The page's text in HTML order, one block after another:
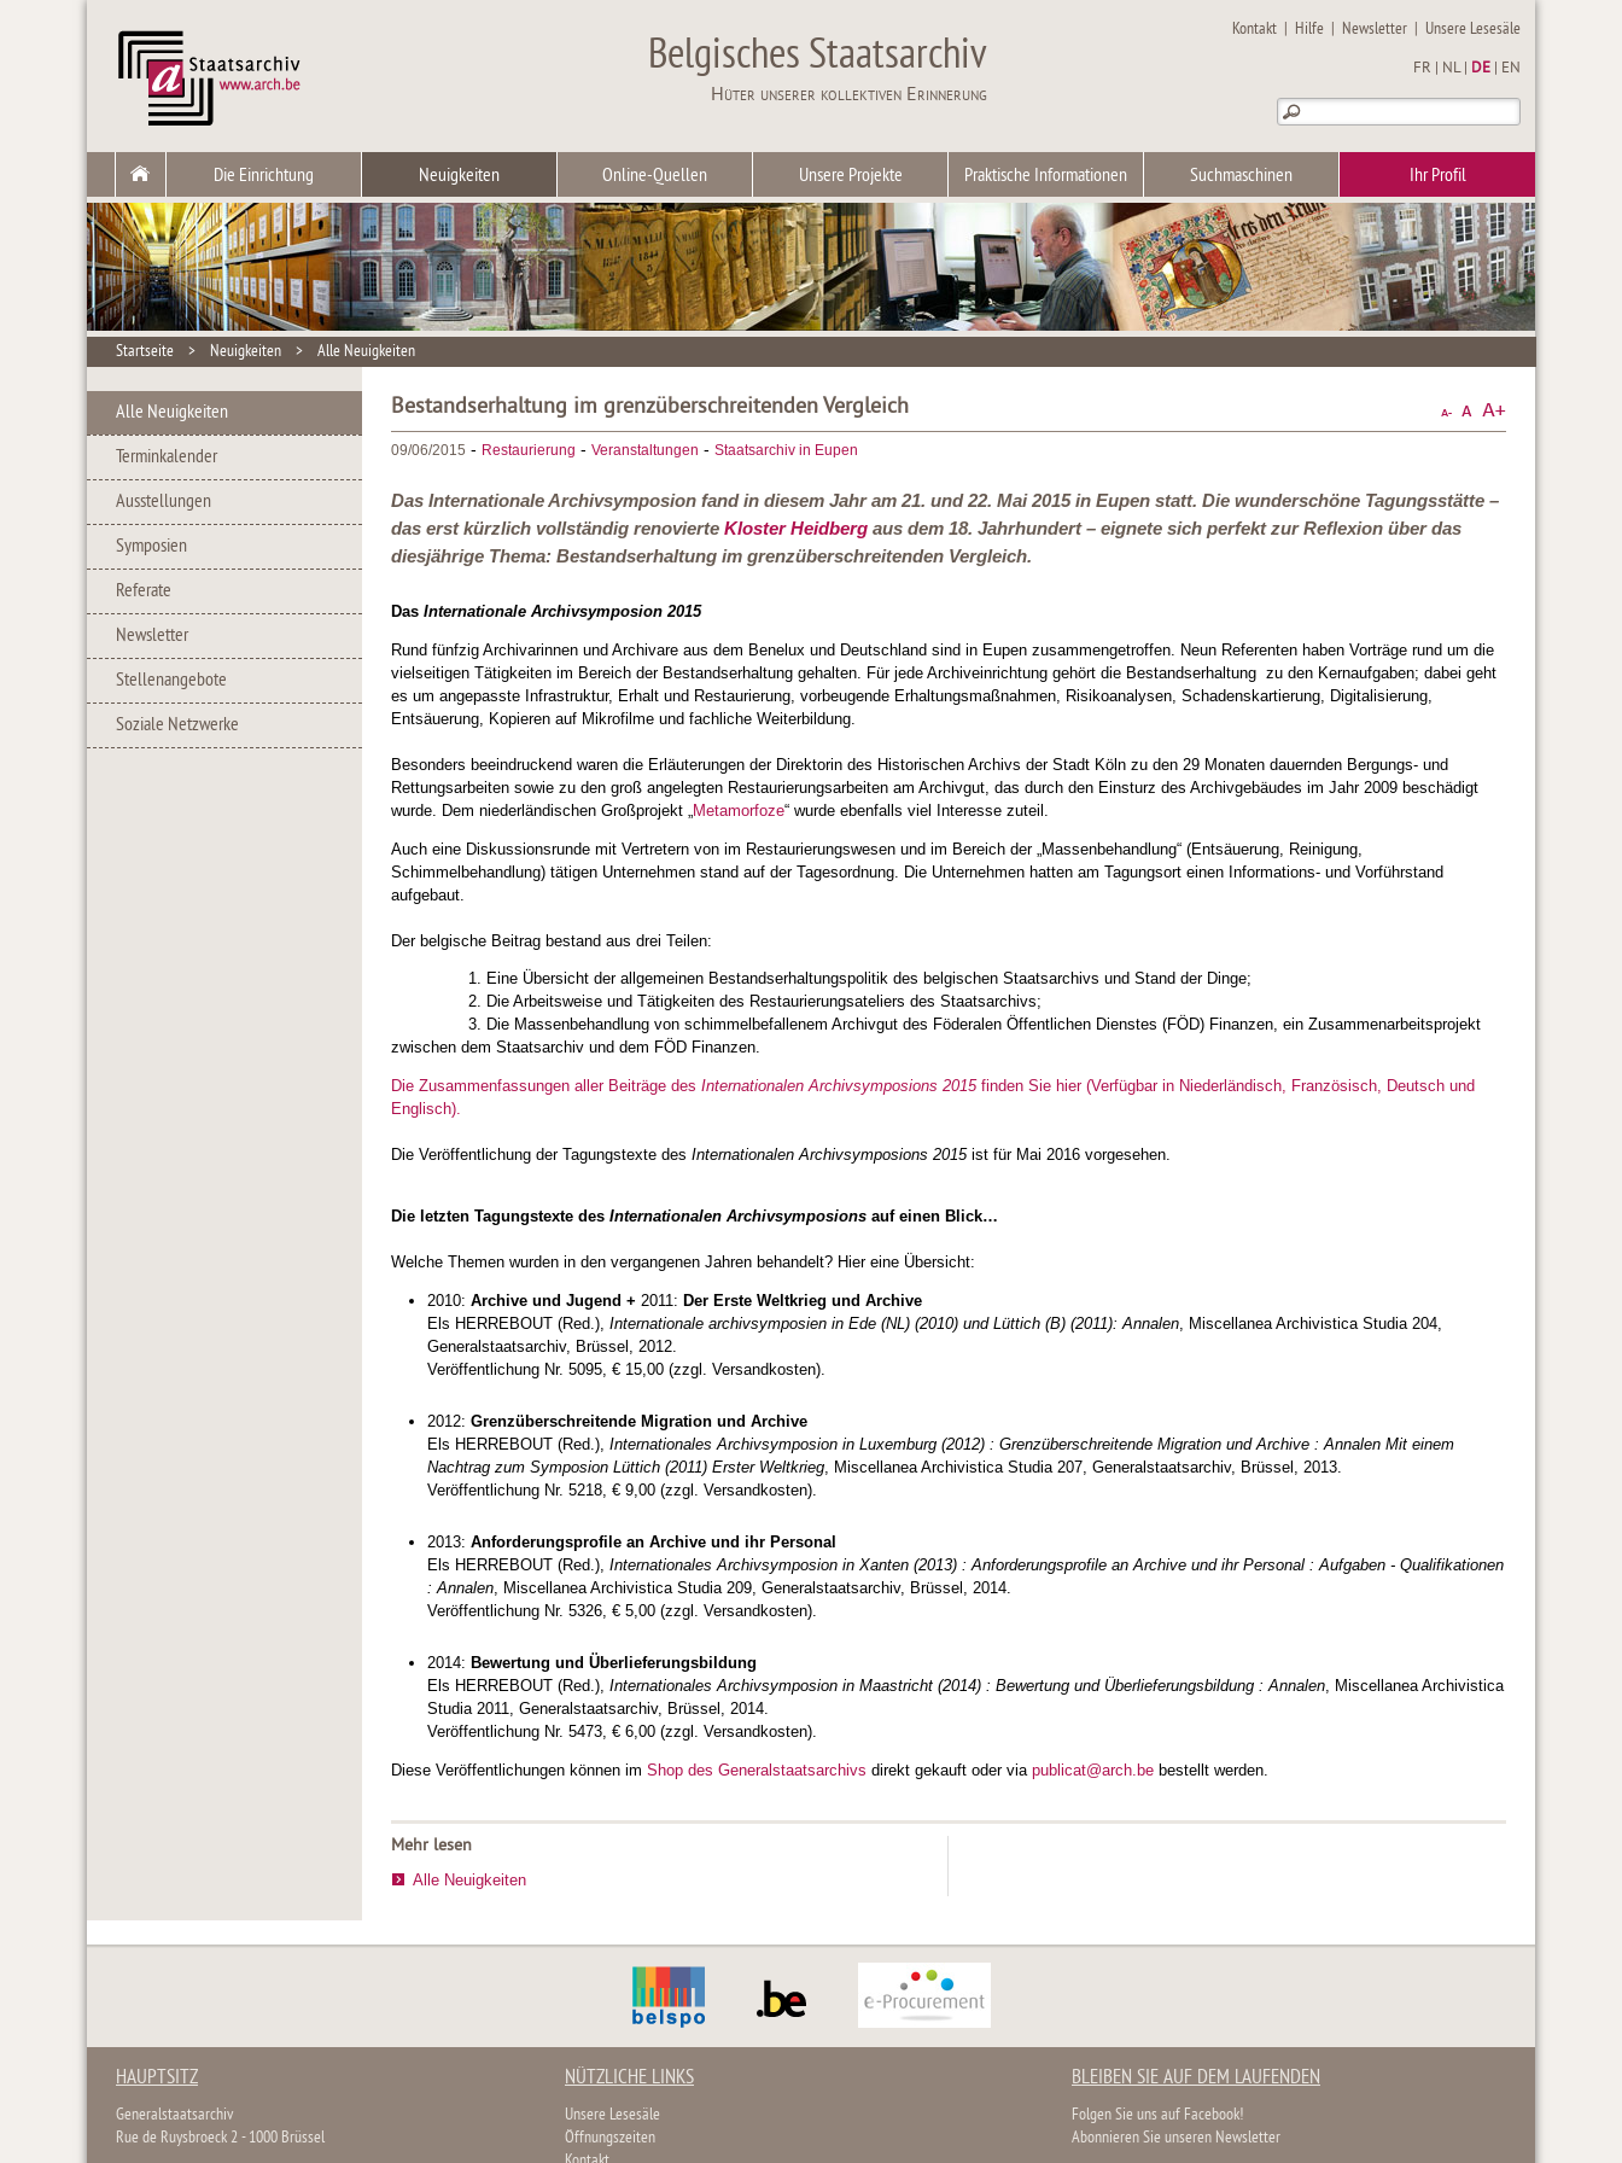
Belgisches Staatsarchiv
Hüter unserer kollektiven Erinnerung
Kontakt | Hilfe | Newsletter | Unsere Lesesäle
FR NL| DE EN
Die Einrichtung Neuigkeiten Online-Quellen Unsere Projekte Praktische Informationen Suchmaschinen Ihr Profil
Startseite > Neuigkeiten > Alle Neuigkeiten
Alle Neuigkeiten
Terminkalender
Ausstellungen
Symposien
Referate
Newsletter
Stellenangebote
Soziale Netzwerke
Bestandserhaltung im grenzüberschreitenden Vergleich
09/06/2015 - Restaurierung - Veranstaltungen - Staatsarchiv in Eupen
Das Internationale Archivsymposion fand in diesem Jahr am 21. und 22. Mai 2015 in Eupen statt. Die wunderschöne Tagungsstätte –
das erst kürzlich vollständig renovierte Kloster Heidberg aus dem 18. Jahrhundert – eignete sich perfekt zur Reflexion über das
diesjährige Thema: Bestandserhaltung im grenzüberschreitenden Vergleich.
Das Internationale Archivsymposion 2015
Rund fünfzig Archivarinnen und Archivare aus dem Benelux und Deutschland sind in Eupen zusammengetroffen. Neun Referenten haben Vorträge rund um die
vielseitigen Tätigkeiten im Bereich der Bestandserhaltung gehalten. Für jede Archiveinrichtung gehört die Bestandserhaltung zu den Kernaufgaben; dabei geht
es um angepasste Infrastruktur, Erhalt und Restaurierung, vorbeugende Erhaltungsmaßnahmen, Risikoanalysen, Schadenskartierung, Digitalisierung,
Entsäuerung, Kopieren auf Mikrofilme und fachliche Weiterbildung.
Besonders beeindruckend waren die Erläuterungen der Direktorin des Historischen Archivs der Stadt Köln zu den 29 Monaten dauernden Bergungs- und
Rettungsarbeiten sowie zu den groß angelegten Restaurierungsarbeiten am Archivgut, das durch den Einsturz des Archivgebäudes im Jahr 2009 beschädigt
wurde. Dem niederländischen Großprojekt „
Metamorfoze“ wurde ebenfalls viel Interesse zuteil.
Auch eine Diskussionsrunde mit Vertretern von im Restaurierungswesen und im Bereich der „Massenbehandlung“ (Entsäuerung, Reinigung,
Schimmelbehandlung) tätigen Unternehmen stand auf der Tagesordnung. Die Unternehmen hatten am Tagungsort einen Informations- und Vorführstand
aufgebaut.
Der belgische Beitrag bestand aus drei Teilen:
1. Eine Übersicht der allgemeinen Bestandserhaltungspolitik des belgischen Staatsarchivs und Stand der Dinge;
2. Die Arbeitsweise und Tätigkeiten des Restaurierungsateliers des Staatsarchivs;
3. Die Massenbehandlung von schimmelbefallenem Archivgut des Föderalen Öffentlichen Dienstes (FÖD) Finanzen, ein Zusammenarbeitsprojekt
zwischen dem Staatsarchiv und dem FÖD Finanzen.
Die Zusammenfassungen aller Beiträge des Internationalen Archivsymposions 2015finden Sie hier (Verfügbar in Niederländisch, Französisch, Deutsch und
Englisch).
Die Veröffentlichung der Tagungstexte des Internationalen Archivsymposions 2015 ist für Mai 2016 vorgesehen.
Die letzten Tagungstexte des Internationalen Archivsymposions auf einen Blick…
Welche Themen wurden in den vergangenen Jahren behandelt? Hier eine Übersicht:
2010: Archive und Jugend + 2011: Der Erste Weltkrieg und Archive
Els HERREBOUT (Red.), Internationale archivsymposien in Ede (NL) (2010) und Lüttich (B) (2011): Annalen , Miscellanea Archivistica Studia 204,
Generalstaatsarchiv, Brüssel, 2012.
Veröffentlichung Nr. 5095, € 15,00 (zzgl. Versandkosten).
2012: Grenzüberschreitende Migration und Archive
Els HERREBOUT (Red.), Internationales Archivsymposion in Luxemburg (2012) : Grenzüberschreitende Migration und Archive : Annalen Mit einem
Nachtrag zum Symposion Lüttich (2011) Erster Weltkrieg , Miscellanea Archivistica Studia 207, Generalstaatsarchiv, Brüssel, 2013.
Veröffentlichung Nr. 5218, € 9,00 (zzgl. Versandkosten).
2013: Anforderungsprofile an Archive und ihr Personal
Els HERREBOUT (Red.), Internationales Archivsymposion in Xanten (2013) : Anforderungsprofile an Archive und ihr Personal : Aufgaben - Qualifikationen
: Annalen , Miscellanea Archivistica Studia 209, Generalstaatsarchiv, Brüssel, 2014.
Veröffentlichung Nr. 5326, € 5,00 (zzgl. Versandkosten).
2014: Bewertung und Überlieferungsbildung
Els HERREBOUT (Red.), Internationales Archivsymposion in Maastricht (2014) : Bewertung und Überlieferungsbildung : Annalen , Miscellanea Archivistica
Studia 2011, Generalstaatsarchiv, Brüssel, 2014.
Veröffentlichung Nr. 5473, € 6,00 (zzgl. Versandkosten).
Diese Veröffentlichungen können im Shop des Generalstaatsarchivs direkt gekauft oder via publicat@arch.be bestellt werden.
Mehr lesen
Alle Neuigkeiten
HAUPTSITZ
Generalstaatsarchiv
Rue de Ruysbroeck 2 - 1000 Brüssel
NÜTZLICHE LINKS
Unsere Lesesäle
Öffnungszeiten
BLEIBEN SIE AUF DEM LAUFENDEN
Folgen Sie uns auf Facebook!
Abonnieren Sie unseren Newsletter